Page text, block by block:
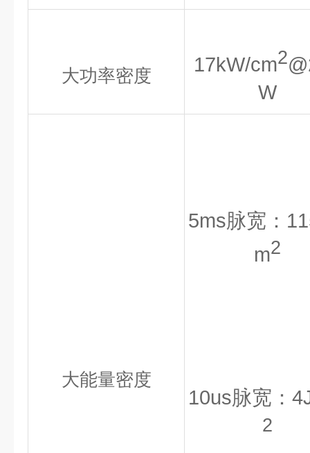
大功率密度 17kW/cm2
W
大能量密度
5ms脉宽：
m2
10us脉宽：
2